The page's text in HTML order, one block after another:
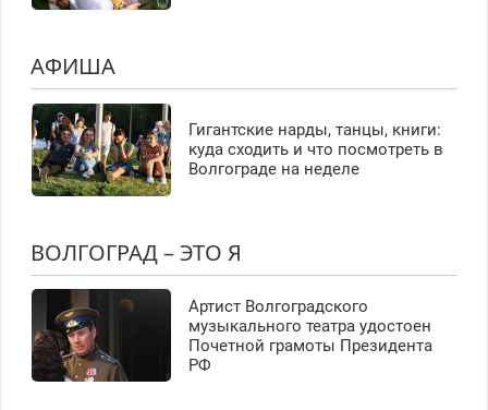
АФИША
Гигантские нарды, танцы, книги:
куда сходить и что посмотреть в
Волгограде на неделе
ВОЛГОГРАД – ЭТО Я
Артист Волгоградского
музыкального театра удостоен
Почетной грамоты Президента
РФ